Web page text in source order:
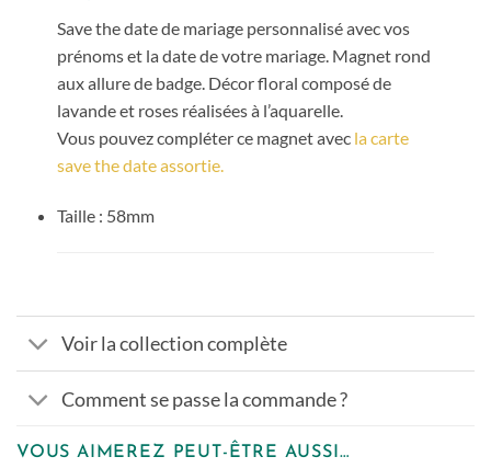
Save the date de mariage personnalisé avec vos
prénoms et la date de votre mariage. Magnet rond
aux allure de badge. Décor floral composé de
lavande et roses réalisées à l’aquarelle.
Vous pouvez compléter ce magnet avec la carte
save the date assortie.
Taille : 58mm
Voir la collection complète
Comment se passe la commande ?
VOUS AIMEREZ PEUT-ÊTRE AUSSI…